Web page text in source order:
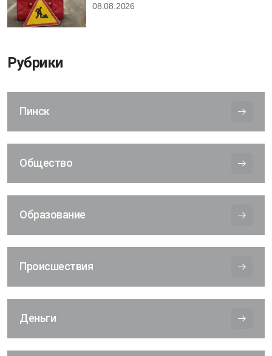
08.08.2026
Рубрики
Пинск
Общество
Образование
Происшествия
Деньги